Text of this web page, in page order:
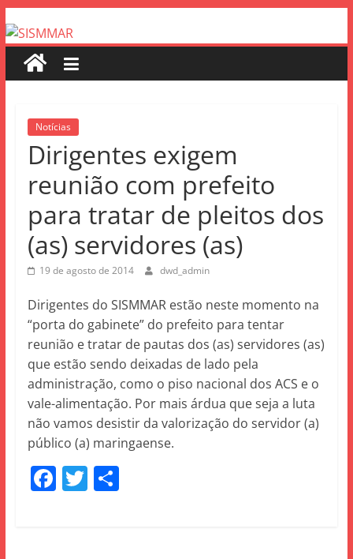
Notícias
Dirigentes exigem
reunião com prefeito
para tratar de pleitos dos
(as) servidores (as)
19 de agosto de 2014 dwd_admin
Dirigentes do SISMMAR estão neste momento na
“porta do gabinete” do prefeito para tentar
reunião e tratar de pautas dos (as) servidores (as)
que estão sendo deixadas de lado pela
administração, como o piso nacional dos ACS e o
vale-alimentação. Por mais árdua que seja a luta
não vamos desistir da valorização do servidor (a)
público (a) maringaense.
F T S